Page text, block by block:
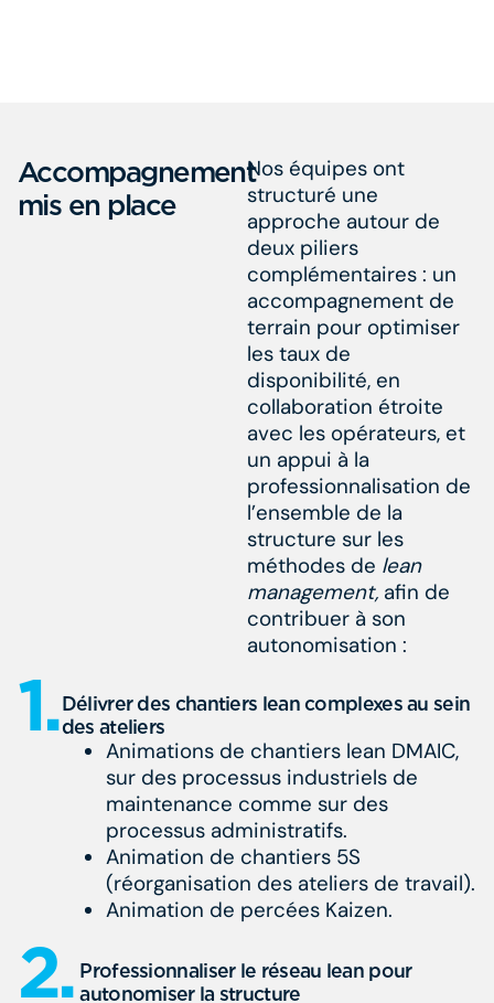
Accompagnement
mis en place
Nos équipes ont
structuré une
approche autour de
deux piliers
complémentaires : un
accompagnement de
terrain pour optimiser
les taux de
disponibilité, en
collaboration étroite
avec les opérateurs, et
un appui à la
professionnalisation de
l’ensemble de la
structure sur les
méthodes de lean
management, afin de
contribuer à son
autonomisation :
1.Délivrer des chantiers lean complexes au sein
des ateliers
Animations de chantiers lean DMAIC,
sur des processus industriels de
maintenance comme sur des
processus administratifs.
Animation de chantiers 5S
(réorganisation des ateliers de travail).
Animation de percées Kaizen.
2. Professionnaliser le réseau lean pour
autonomiser la structure